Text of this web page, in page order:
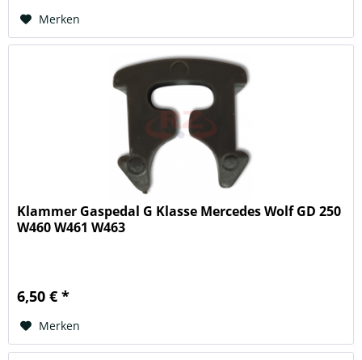
Merken
Klammer Gaspedal G Klasse Mercedes Wolf GD 250
W460 W461 W463
6,50 € *
Merken